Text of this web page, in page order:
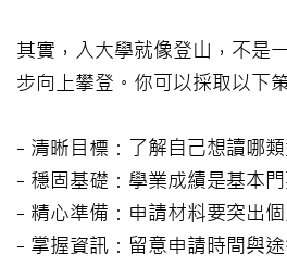
其實，入大學就像登山，不是
步向上攀登。你可以採取以下
- 清晰目標：了解自己想讀哪
- 穩固基礎：學業成績是基本
- 精心準備：申請材料要突出
- 掌握資訊：留意申請時間與